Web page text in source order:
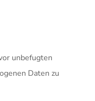
unbefugten
Daten zu